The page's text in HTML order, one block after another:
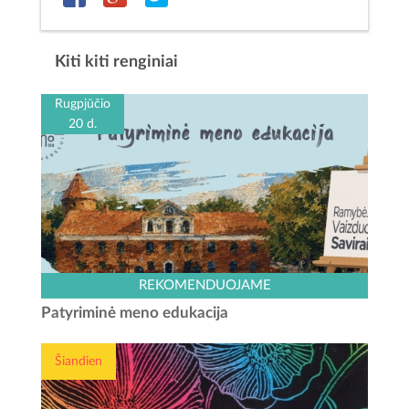
Kiti kiti renginiai
Rugpjūčio
20 d.
Kauno rajono turizmo ir verslo informacijos centras kviečia
išbandyti naują veiklą – „Patyriminę meno edukaciją“. Šis
užsiėmimas skirtas įvairaus amžiaus dalyviams,...
REKOMENDUOJAME
Patyriminė meno edukacija
Šiandien